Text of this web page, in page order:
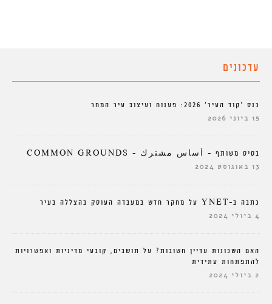
עדכונים
כנס ‘קוד העיר’ 2026: פענוח ועיצוב עיר המחר
15 ביוני 2026
בסיס משותף – أساس مشترك – COMMON GROUNDS
13 באוגוסט 2024
כתבה ב-YNET על מחקר חדש במעבדה העוסק בהצללה בעיר
4 ביולי 2024
האם השכונות עדיין חשובות? על תושבים, קובעי מדיניות ואפשרויות
להתפתחות עתידית
2 ביולי 2024